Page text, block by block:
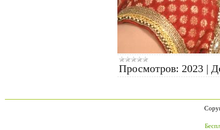
Просмотров: 2023 |